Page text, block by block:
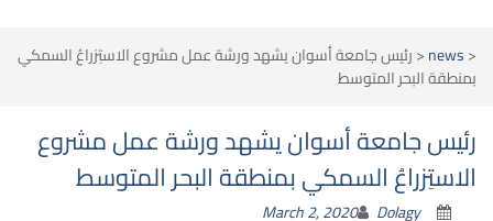
<
news
<رئيس جامعة أسوان يشهد ورشة عمل مشروع الاستِزراعُ السمكي
بمنطقة البحر المتوسط
رئيس جامعة أسوان يشهد ورشة عمل مشروع
الاستِزراعُ السمكي بمنطقة البحر المتوسط
March 2, 2020 Dolagy